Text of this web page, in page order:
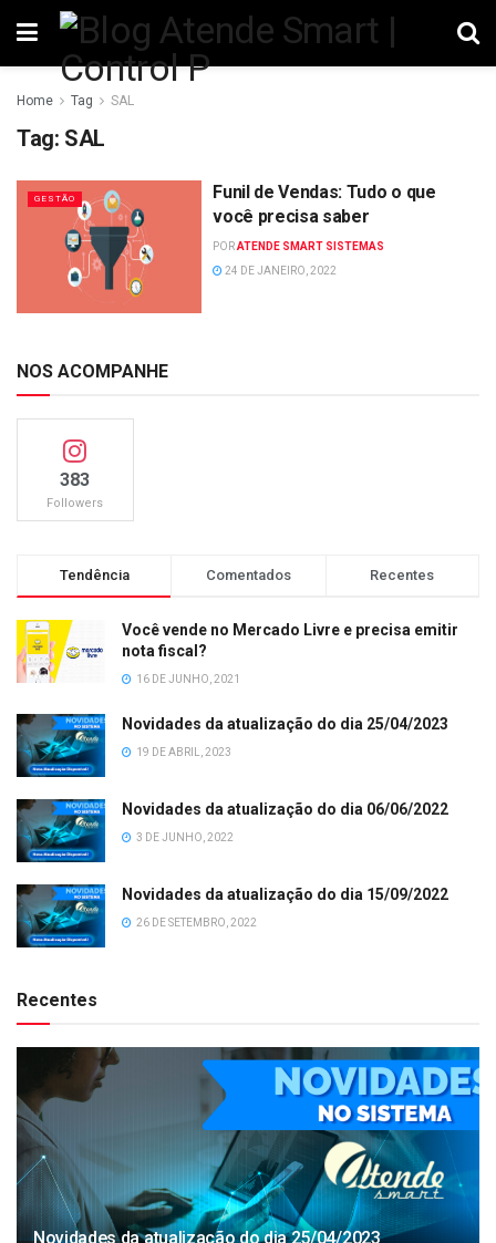
Home Tag SAL
Tag: SAL
GESTÃO
Funil de Vendas: Tudo o que
você precisa saber
PORATENDE SMART SISTEMAS
24 DE JANEIRO, 2022
NOS ACOMPANHE
383
Followers
Tendência Comentados Recentes
Você vende no Mercado Livre e precisa emitir
nota fiscal?
16 DE JUNHO, 2021
Novidades da atualização do dia 25/04/2023
19 DE ABRIL, 2023
Novidades da atualização do dia 06/06/2022
3 DE JUNHO, 2022
Novidades da atualização do dia 15/09/2022
26 DE SETEMBRO, 2022
Recentes
Novidades da atualização do dia 25/04/2023